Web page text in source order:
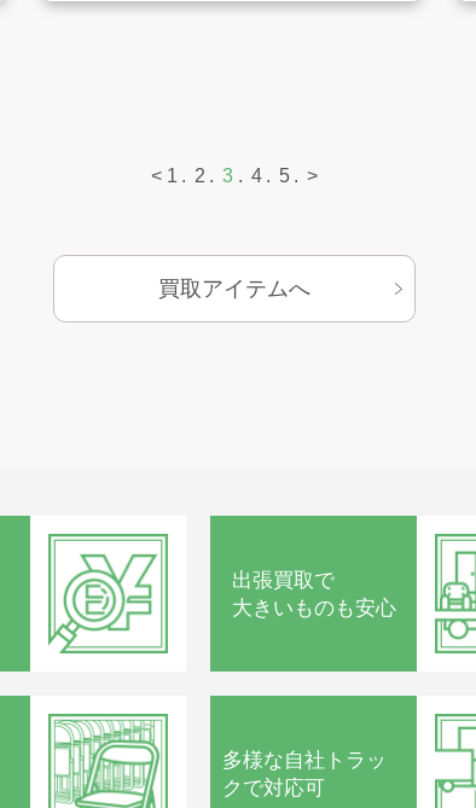
< 1 2 3 4 5 >
買取アイテムへ
出張買取で
大きいものも安心
多様な自社トラッ
クで対応可